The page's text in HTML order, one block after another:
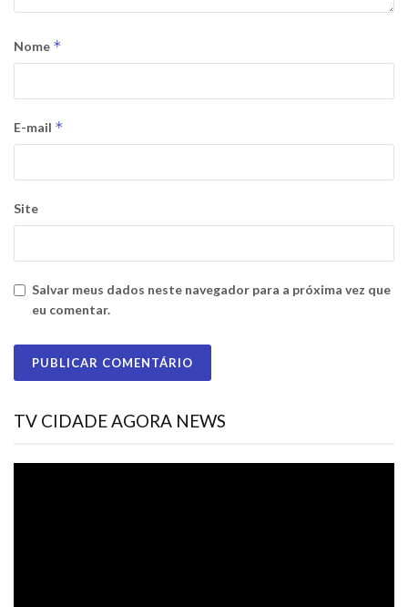
Nome *
E-mail *
Site
Salvar meus dados neste navegador para a próxima vez que
eu comentar.
TV CIDADE AGORA NEWS